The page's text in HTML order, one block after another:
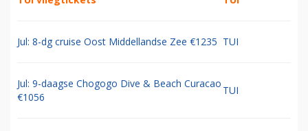
Jul: 8-dg cruise Oost Middellandse Zee €1235 TUI
Jul: 9-daagse Chogogo Dive & Beach Curacao
€1056
TUI